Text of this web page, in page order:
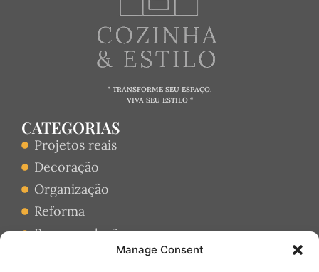
Manage Consent
” TRANSFORME SEU ESPAÇO,
VIVA SEU ESTILO “
CATEGORIAS
Projetos reais
Decoração
Organização
Reforma
Recomendações